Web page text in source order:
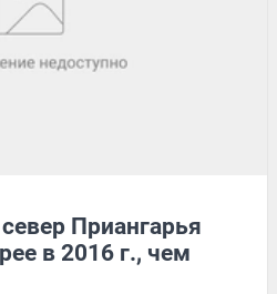
Приангарья
в 2016 г., чем